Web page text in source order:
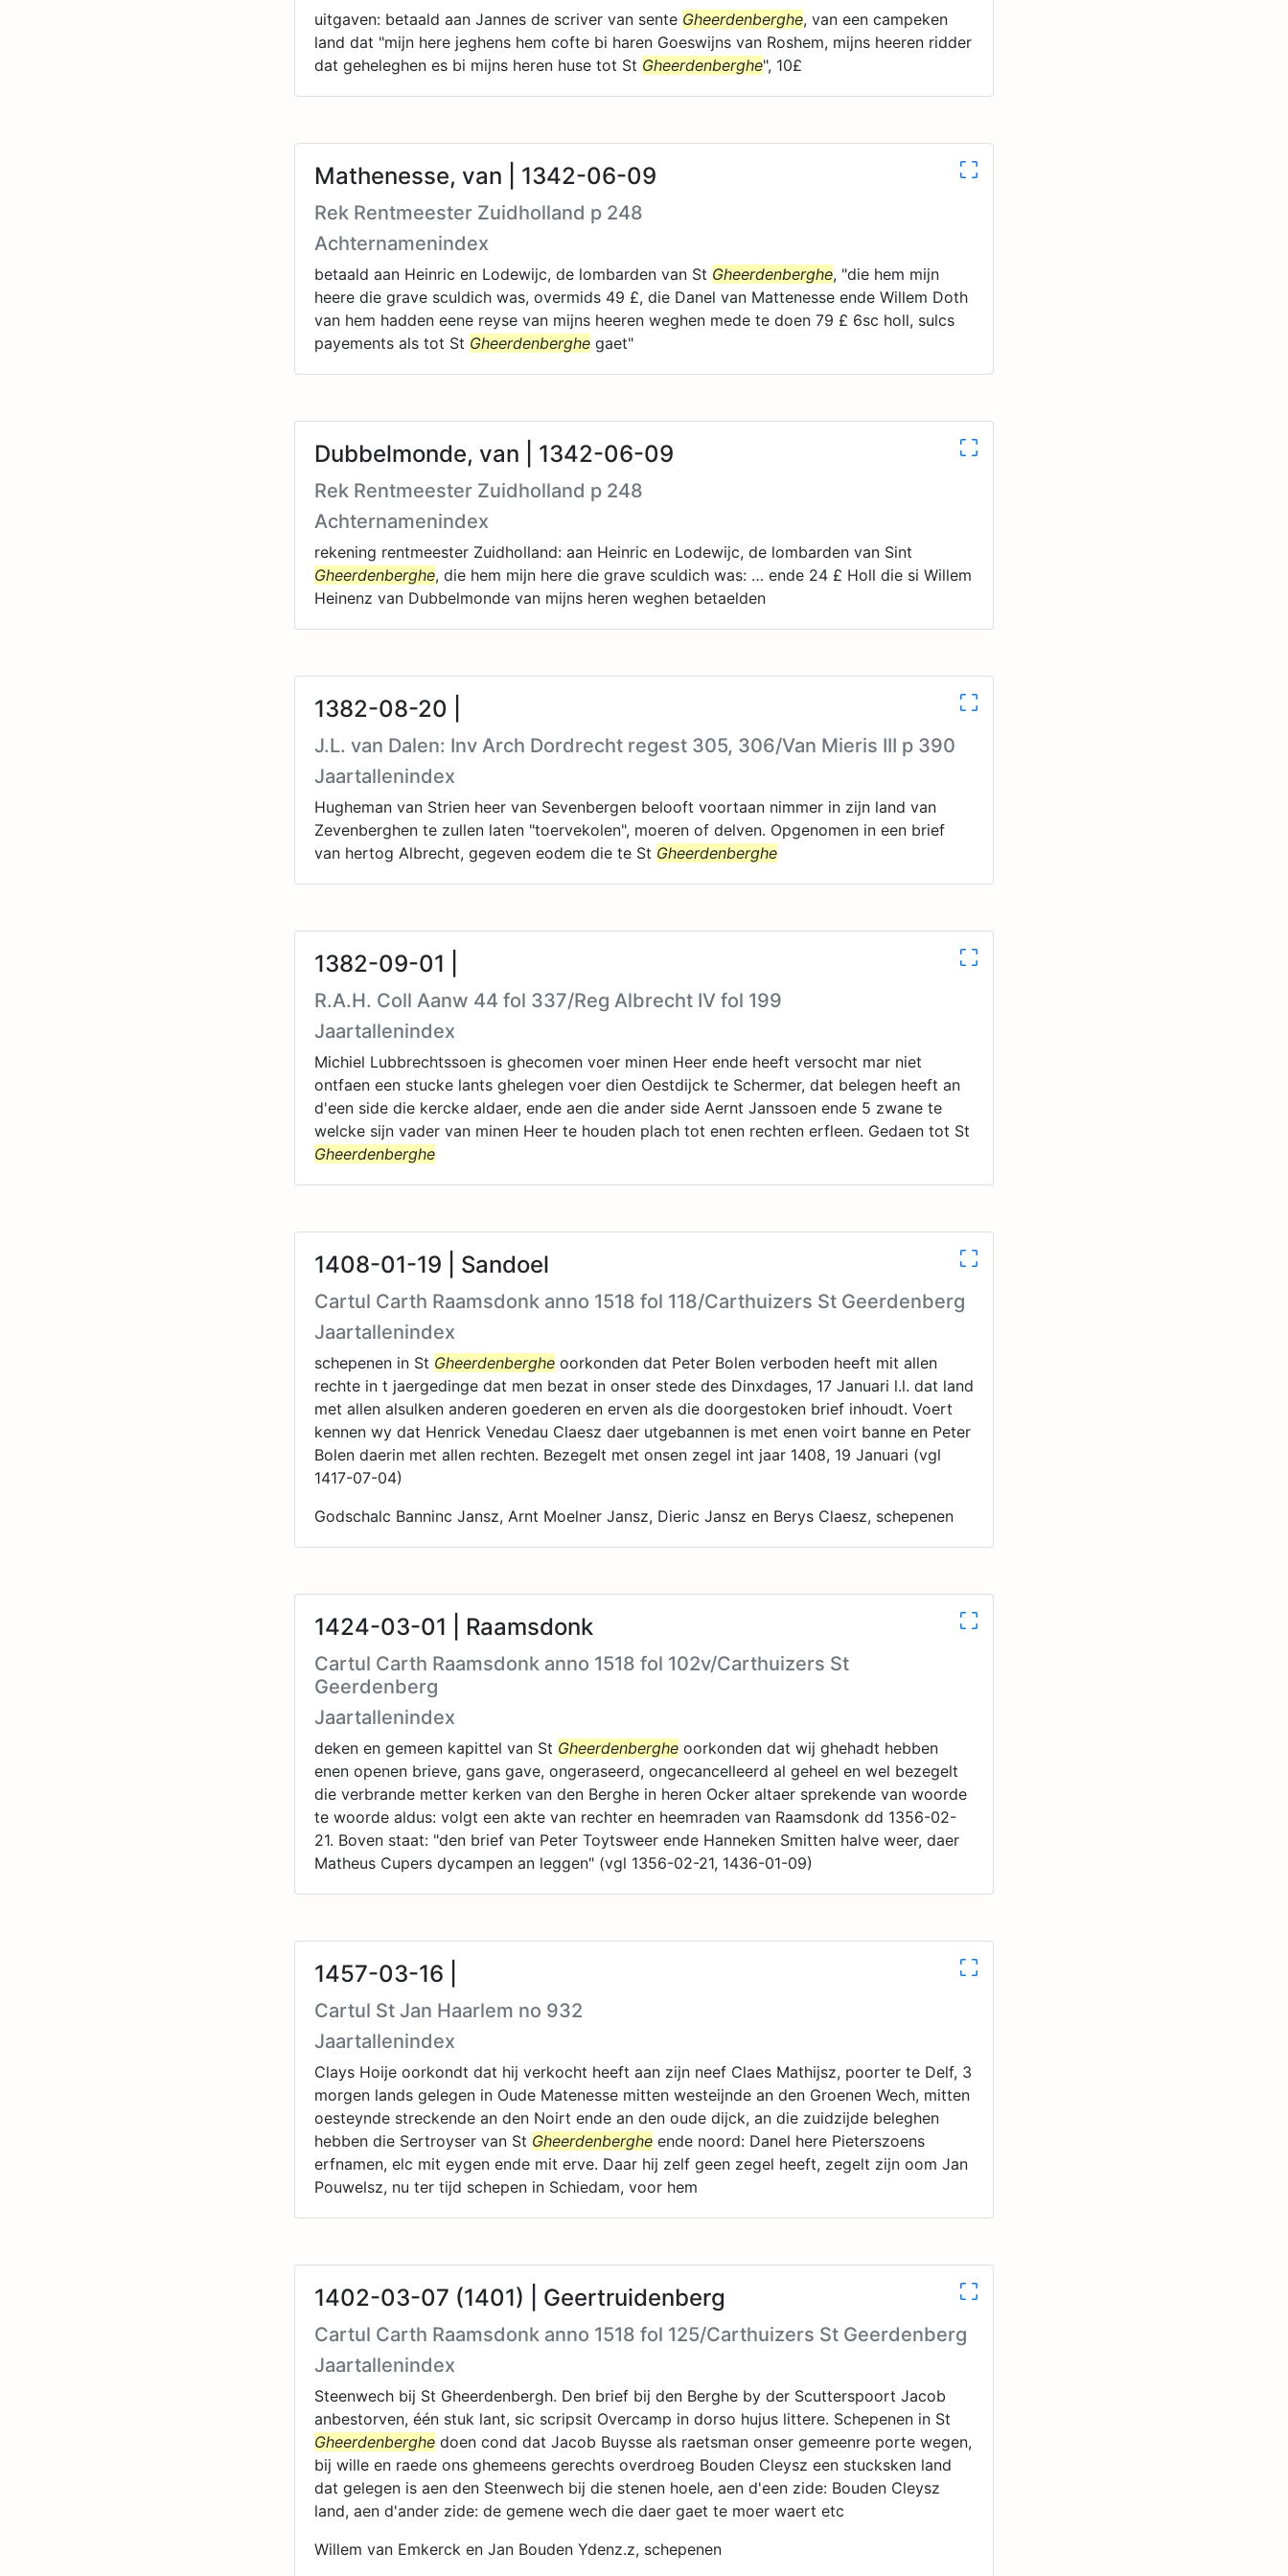
uitgaven: betaald aan Jannes de scriver van sente Gheerdenberghe, van een campeken
land dat "mijn here jeghens hem cofte bi haren Goeswijns van Roshem, mijns heeren ridder
dat geheleghen es bi mijns heren huse tot St Gheerdenberghe", 10£
Mathenesse, van | 1342-06-09
Rek Rentmeester Zuidholland p 248
Achternamenindex
betaald aan Heinric en Lodewijc, de lombarden van St Gheerdenberghe, "die hem mijn
heere die grave sculdich was, overmids 49 £, die Danel van Mattenesse ende Willem Doth
van hem hadden eene reyse van mijns heeren weghen mede te doen 79 £ 6sc holl, sulcs
payements als tot St Gheerdenberghe gaet"
Dubbelmonde, van | 1342-06-09
Rek Rentmeester Zuidholland p 248
Achternamenindex
rekening rentmeester Zuidholland: aan Heinric en Lodewijc, de lombarden van Sint
Gheerdenberghe, die hem mijn here die grave sculdich was: … ende 24 £ Holl die si Willem
Heinenz van Dubbelmonde van mijns heren weghen betaelden
1382-08-20 |
J.L. van Dalen: Inv Arch Dordrecht regest 305, 306/Van Mieris III p 390
Jaartallenindex
Hugheman van Strien heer van Sevenbergen belooft voortaan nimmer in zijn land van
Zevenberghen te zullen laten "toervekolen", moeren of delven. Opgenomen in een brief
van hertog Albrecht, gegeven eodem die te St Gheerdenberghe
1382-09-01 |
R.A.H. Coll Aanw 44 fol 337/Reg Albrecht IV fol 199
Jaartallenindex
Michiel Lubbrechtssoen is ghecomen voer minen Heer ende heeft versocht mar niet
ontfaen een stucke lants ghelegen voer dien Oestdijck te Schermer, dat belegen heeft an
d'een side die kercke aldaer, ende aen die ander side Aernt Janssoen ende 5 zwane te
welcke sijn vader van minen Heer te houden plach tot enen rechten erfleen. Gedaen tot St
Gheerdenberghe
1408-01-19 | Sandoel
Cartul Carth Raamsdonk anno 1518 fol 118/Carthuizers St Geerdenberg
Jaartallenindex
schepenen in St Gheerdenberghe oorkonden dat Peter Bolen verboden heeft mit allen
rechte in t jaergedinge dat men bezat in onser stede des Dinxdages, 17 Januari l.l. dat land
met allen alsulken anderen goederen en erven als die doorgestoken brief inhoudt. Voert
kennen wy dat Henrick Venedau Claesz daer utgebannen is met enen voirt banne en Peter
Bolen daerin met allen rechten. Bezegelt met onsen zegel int jaar 1408, 19 Januari (vgl
1417-07-04)
Godschalc Banninc Jansz, Arnt Moelner Jansz, Dieric Jansz en Berys Claesz, schepenen
1424-03-01 | Raamsdonk
Cartul Carth Raamsdonk anno 1518 fol 102v/Carthuizers St
Geerdenberg
Jaartallenindex
deken en gemeen kapittel van St Gheerdenberghe oorkonden dat wij ghehadt hebben
enen openen brieve, gans gave, ongeraseerd, ongecancelleerd al geheel en wel bezegelt
die verbrande metter kerken van den Berghe in heren Ocker altaer sprekende van woorde
te woorde aldus: volgt een akte van rechter en heemraden van Raamsdonk dd 1356-02-
21. Boven staat: "den brief van Peter Toytsweer ende Hanneken Smitten halve weer, daer
Matheus Cupers dycampen an leggen" (vgl 1356-02-21, 1436-01-09)
1457-03-16 |
Cartul St Jan Haarlem no 932
Jaartallenindex
Clays Hoije oorkondt dat hij verkocht heeft aan zijn neef Claes Mathijsz, poorter te Delf, 3
morgen lands gelegen in Oude Matenesse mitten westeijnde an den Groenen Wech, mitten
oesteynde streckende an den Noirt ende an den oude dijck, an die zuidzijde beleghen
hebben die Sertroyser van St Gheerdenberghe ende noord: Danel here Pieterszoens
erfnamen, elc mit eygen ende mit erve. Daar hij zelf geen zegel heeft, zegelt zijn oom Jan
Pouwelsz, nu ter tijd schepen in Schiedam, voor hem
1402-03-07 (1401) | Geertruidenberg
Cartul Carth Raamsdonk anno 1518 fol 125/Carthuizers St Geerdenberg
Jaartallenindex
Steenwech bij St Gheerdenbergh. Den brief bij den Berghe by der Scutterspoort Jacob
anbestorven, één stuk lant, sic scripsit Overcamp in dorso hujus littere. Schepenen in St
Gheerdenberghe doen cond dat Jacob Buysse als raetsman onser gemeenre porte wegen,
bij wille en raede ons ghemeens gerechts overdroeg Bouden Cleysz een stucksken land
dat gelegen is aen den Steenwech bij die stenen hoele, aen d'een zide: Bouden Cleysz
land, aen d'ander zide: de gemene wech die daer gaet te moer waert etc
Willem van Emkerck en Jan Bouden Ydenz.z, schepenen